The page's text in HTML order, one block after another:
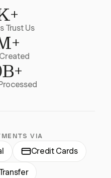
Trust Us
VIA
Credit Cards